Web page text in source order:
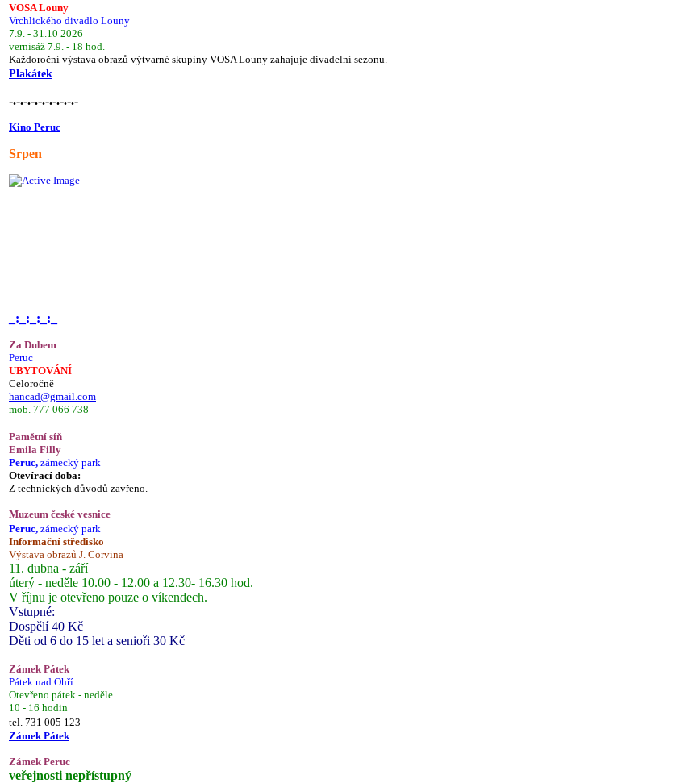
VOSA Louny
Vrchlického divadlo Louny
7.9. - 31.10 2026
vernisáž 7.9. - 18 hod.
Každoroční výstava obrazů výtvarné skupiny VOSA Louny zahajuje divadelní sezonu.
Plakátek
-.-.-.-.-.-.-.-.-.-
Kino Peruc
Srpen
_:_:_:_:_
Za Dubem
Peruc
UBYTOVÁNÍ
Celoročně
hancad@gmail.com
mob. 777 066 738
Pamětní síň
Emila Filly
Peruc, zámecký park
Otevírací doba:
Z technických důvodů zavřeno.
Muzeum české vesnice
Peruc, zámecký park
Informační středisko
Výstava obrazů J. Corvina
11. dubna - září
úterý - neděle 10.00 - 12.00 a 12.30- 16.30 hod.
V říjnu je otevřeno pouze o víkendech.
Vstupné:
Dospělí 40 Kč
Děti od 6 do 15 let a senioři 30 Kč
Zámek Pátek
Pátek nad Ohří
Otevřeno pátek - neděle
10 - 16 hodin
tel. 731 005 123
Zámek Pátek
Zámek Peruc
veřejnosti nepřístupný